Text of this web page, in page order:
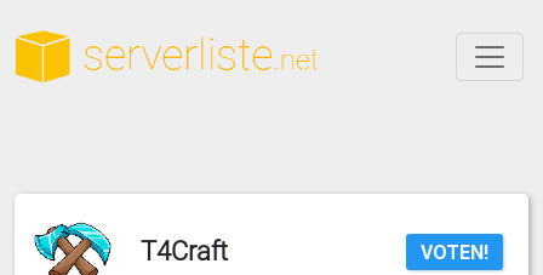
T4Craft VOTEN!